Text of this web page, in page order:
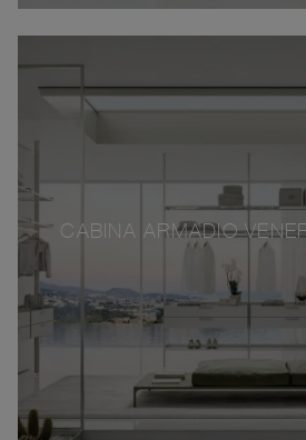
CABINA ARMADIO